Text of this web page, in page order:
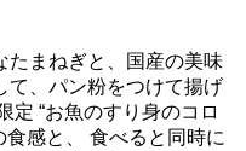
たまねぎと、国産の美味
て、パン粉をつけて揚げ
定 “お魚のすり身のコロ
食感と、 食べると同時に